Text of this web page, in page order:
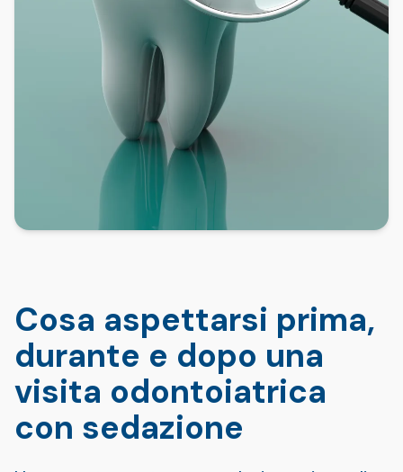
Cosa aspettarsi prima,
durante e dopo una
visita odontoiatrica
con sedazione